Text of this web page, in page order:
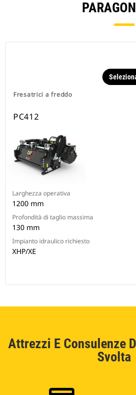
Fresatrici a freddo
PC412
Larghezza operativa
1200 mm
Profondità di taglio massima
130 mm
Impianto idraulico richiesto
XHP/XE
Attrezzi E Consulenze
Svolta